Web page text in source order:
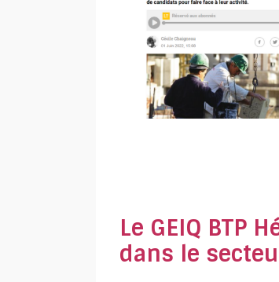
Le GEIQ BTP
dans le